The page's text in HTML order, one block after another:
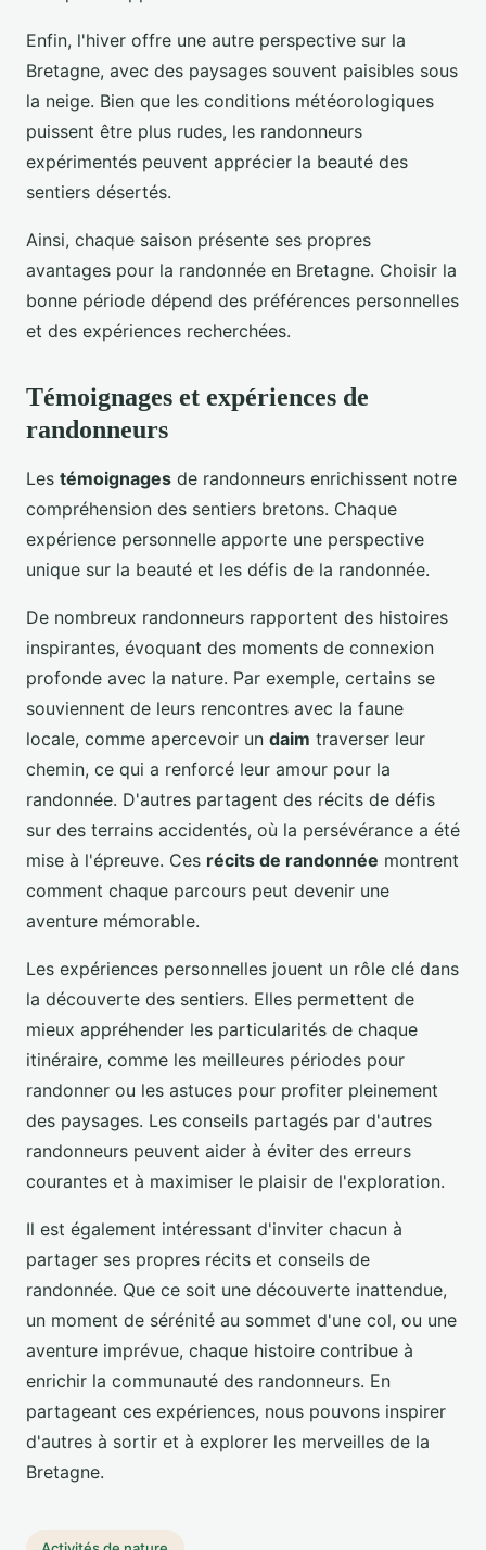
Enfin, l'hiver offre une autre perspective sur la
Bretagne, avec des paysages souvent paisibles sous
la neige. Bien que les conditions météorologiques
puissent être plus rudes, les randonneurs
expérimentés peuvent apprécier la beauté des
sentiers désertés.
Ainsi, chaque saison présente ses propres
avantages pour la randonnée en Bretagne. Choisir la
bonne période dépend des préférences personnelles
et des expériences recherchées.
Témoignages et expériences de
randonneurs
Les témoignages de randonneurs enrichissent notre
compréhension des sentiers bretons. Chaque
expérience personnelle apporte une perspective
unique sur la beauté et les défis de la randonnée.
De nombreux randonneurs rapportent des histoires
inspirantes, évoquant des moments de connexion
profonde avec la nature. Par exemple, certains se
souviennent de leurs rencontres avec la faune
locale, comme apercevoir un daim traverser leur
chemin, ce qui a renforcé leur amour pour la
randonnée. D'autres partagent des récits de défis
sur des terrains accidentés, où la persévérance a été
mise à l'épreuve. Ces récits de randonnée montrent
comment chaque parcours peut devenir une
aventure mémorable.
Les expériences personnelles jouent un rôle clé dans
la découverte des sentiers. Elles permettent de
mieux appréhender les particularités de chaque
itinéraire, comme les meilleures périodes pour
randonner ou les astuces pour profiter pleinement
des paysages. Les conseils partagés par d'autres
randonneurs peuvent aider à éviter des erreurs
courantes et à maximiser le plaisir de l'exploration.
Il est également intéressant d'inviter chacun à
partager ses propres récits et conseils de
randonnée. Que ce soit une découverte inattendue,
un moment de sérénité au sommet d'une col, ou une
aventure imprévue, chaque histoire contribue à
enrichir la communauté des randonneurs. En
partageant ces expériences, nous pouvons inspirer
d'autres à sortir et à explorer les merveilles de la
Bretagne.